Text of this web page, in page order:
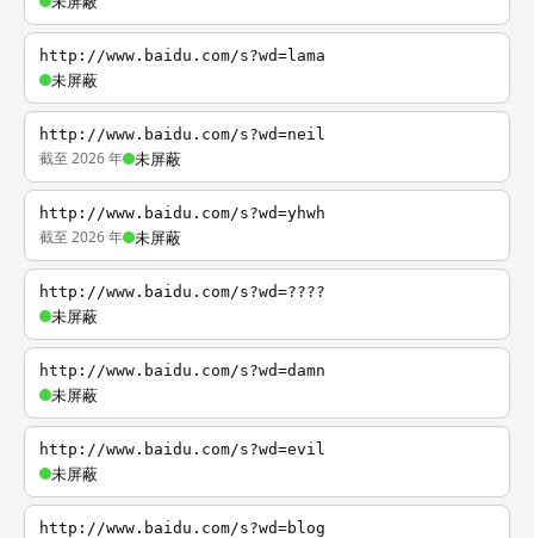
http://www.baidu.com/s?wd=lama
未屏蔽
http://www.baidu.com/s?wd=neil
截至 2026 年 未屏蔽
http://www.baidu.com/s?wd=yhwh
截至 2026 年 未屏蔽
http://www.baidu.com/s?wd=????
未屏蔽
http://www.baidu.com/s?wd=damn
未屏蔽
http://www.baidu.com/s?wd=evil
未屏蔽
http://www.baidu.com/s?wd=blog